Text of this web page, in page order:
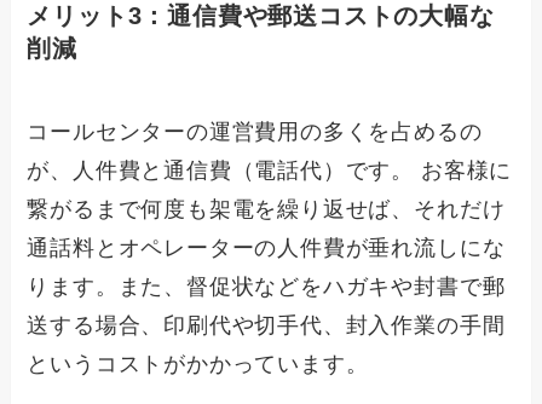
メリット3：通信費や郵送コストの大幅な
削減
コールセンターの運営費用の多くを占めるの
が、人件費と通信費（電話代）です。 お客様に
繋がるまで何度も架電を繰り返せば、それだけ
通話料とオペレーターの人件費が垂れ流しにな
ります。また、督促状などをハガキや封書で郵
送する場合、印刷代や切手代、封入作業の手間
というコストがかかっています。